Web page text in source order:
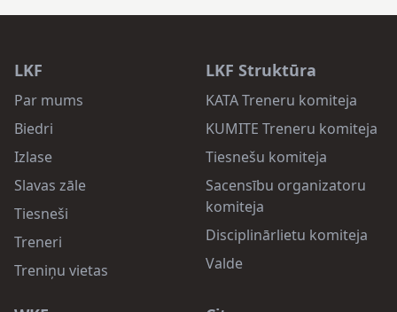
LKF
Par mums
Biedri
Izlase
Slavas zāle
Tiesneši
Treneri
Treniņu vietas
LKF Struktūra
KATA Treneru komiteja
KUMITE Treneru komiteja
Tiesnešu komiteja
Sacensību organizatoru
komiteja
Disciplinārlietu komiteja
Valde